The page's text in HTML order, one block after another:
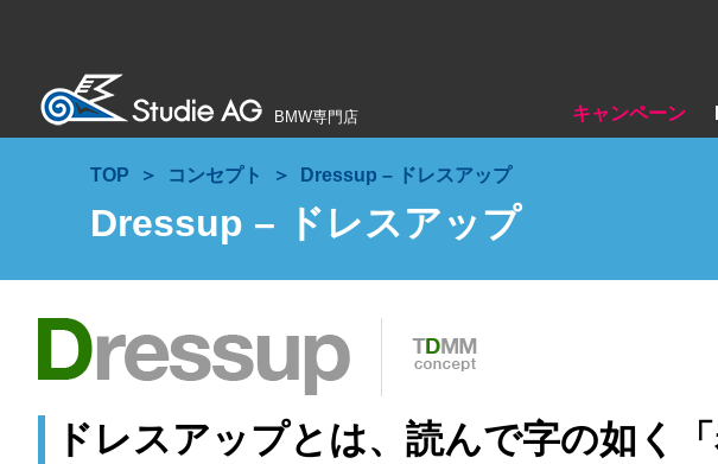
BMW専門店 キャンペーン
TOP コンセプト Dressup – ドレスアップ
Dressup – ドレスアップ
ドレスアップとは、読んで字の如く